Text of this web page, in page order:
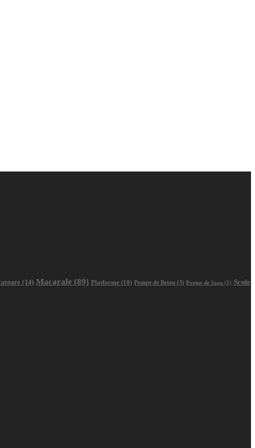
(14) Macarale (89) Platforme (10) Pompe de Beton (3) Pompe de Sapa (1) Scule